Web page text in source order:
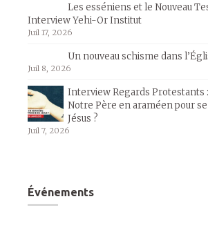
Les esséniens et le Nouveau
Interview Yehi-Or Institut
Juil 17, 2026
Un nouveau schisme dans
Juil 8, 2026
Interview Regards Protestants
Notre Père en araméen pour
Jésus ?
Juil 7, 2026
Événements